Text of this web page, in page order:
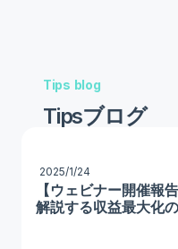
Tips blog
Tipsブログ
2025/1/24
【ウェビナー開催報
解説する収益最大化